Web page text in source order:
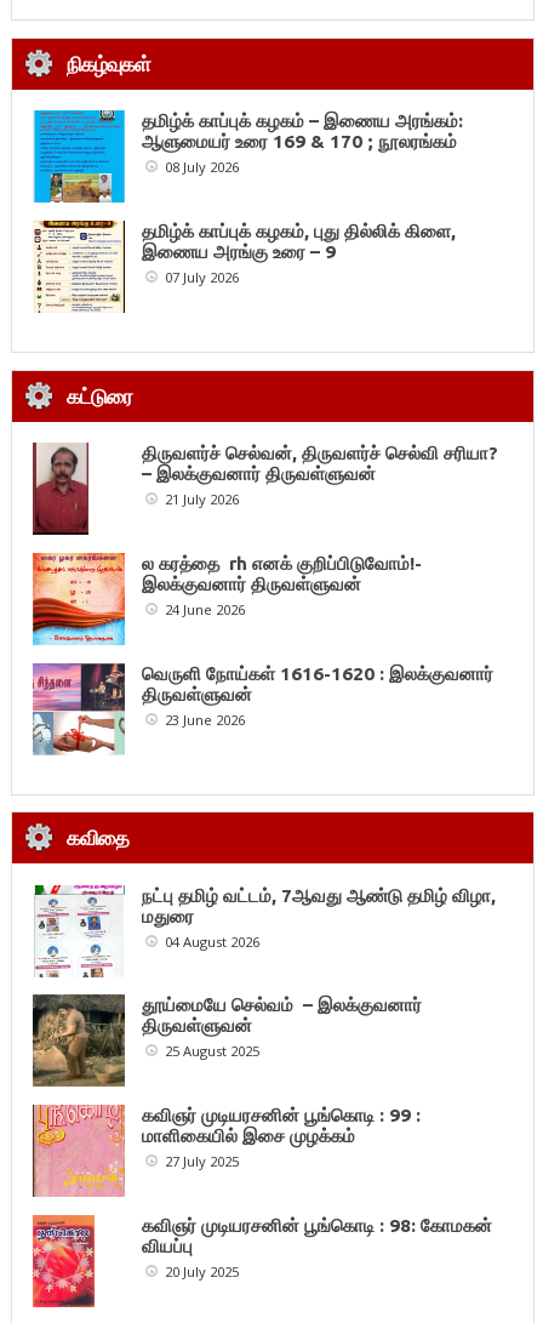
நிகழ்வுகள்
தமிழ்க் காப்புக் கழகம் – இணைய அரங்கம்:
ஆளுமையர் உரை 169 & 170 ; நூலரங்கம்
08 July 2026
தமிழ்க் காப்புக் கழகம், புது தில்லிக் கிளை,
இணைய அரங்கு உரை – 9
07 July 2026
கட்டுரை
திருவளர்ச் செல்வன், திருவளர்ச் செல்வி சரியா?
– இலக்குவனார் திருவள்ளுவன்
21 July 2026
ல கரத்தை rh எனக் குறிப்பிடுவோம்!-
இலக்குவனார் திருவள்ளுவன்
24 June 2026
வெருளி நோய்கள் 1616-1620 : இலக்குவனார்
திருவள்ளுவன்
23 June 2026
கவிதை
நட்பு தமிழ் வட்டம், 7ஆவது ஆண்டு தமிழ் விழா,
மதுரை
04 August 2026
தூய்மையே செல்வம் – இலக்குவனார்
திருவள்ளுவன்
25 August 2025
கவிஞர் முடியரசனின் பூங்கொடி : 99 :
மாளிகையில் இசை முழக்கம்
27 July 2025
கவிஞர் முடியரசனின் பூங்கொடி : 98: கோமகன்
வியப்பு
20 July 2025